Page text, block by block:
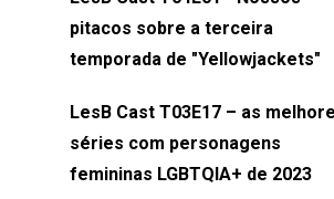
(⁠⁠⁠⁠@brunarfentanes⁠⁠⁠⁠) e Pollyelly
Naiady Machado
pitacos sobre a terceira
temporada de "Yellowjackets"
LesB Cast T03E17 – as
séries com personagens
femininas LGBTQIA+ de 2023